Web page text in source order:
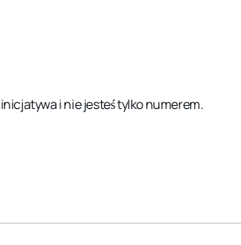
i nie jesteś tylko numerem.